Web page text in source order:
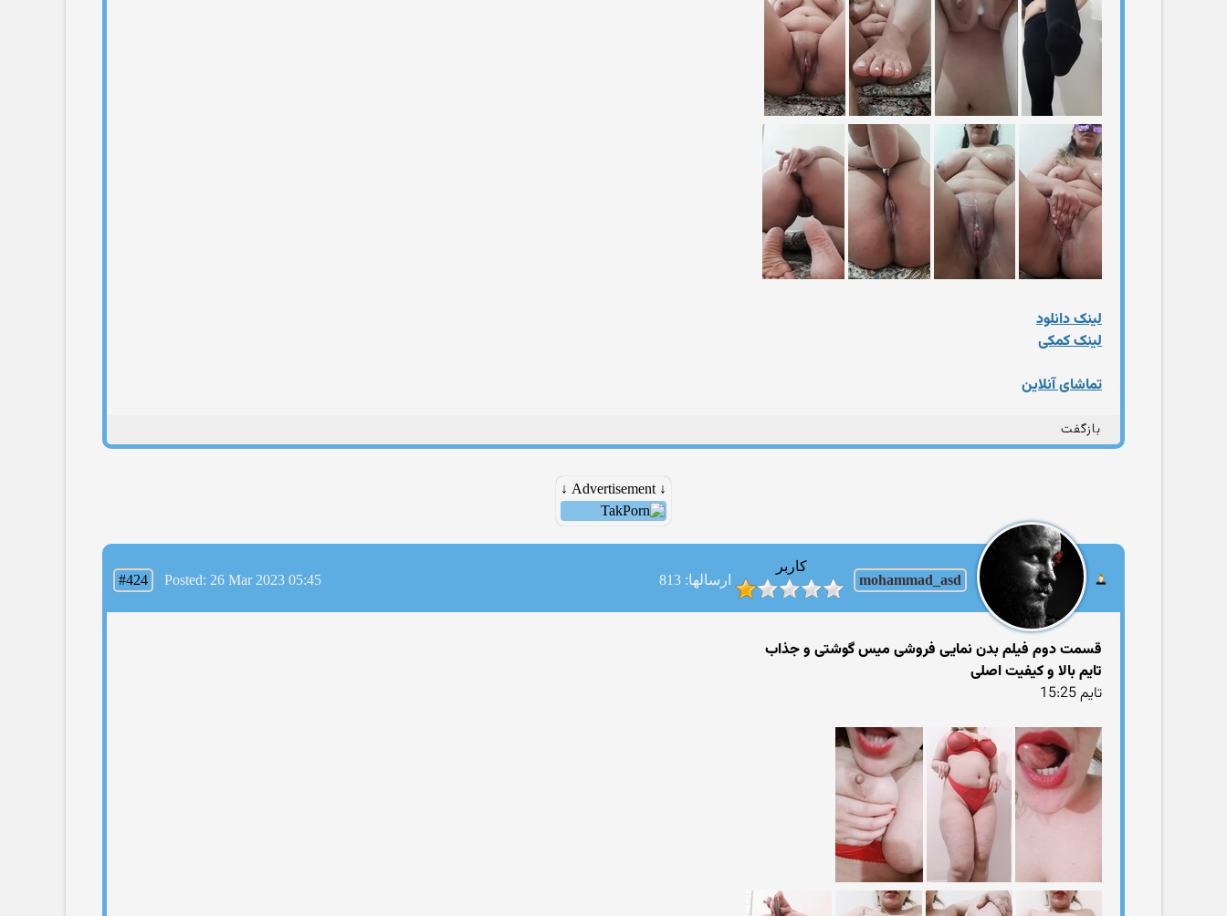
لینک دانلود
لینک کمکی
تماشای آنلاین
بازگفت
↓ Advertisement ↓
mohammad_asd
کاربر
ارسالها: 813
#424 Posted: 26 Mar 2023 05:45
قسمت دوم فیلم بدن نمایی فروشی میس گوشتی و جذاب
تایم بالا و کیفیت اصلی
تایم 15:25